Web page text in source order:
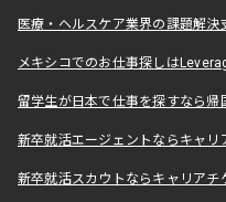
医療・ヘルスケア業界の課題解
メキシコでのお仕事探しは
留学生が日本で仕事を探すなら帰
新卒就活エージェントならキャリ
新卒就活スカウトならキャリアチ